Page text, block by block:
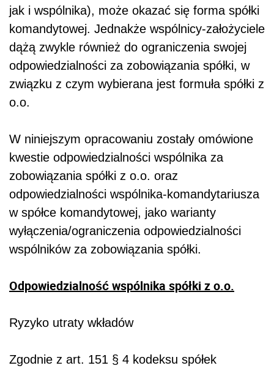
jak i wspólnika), może okazać się forma spółki
komandytowej. Jednakże wspólnicy-założyciele
dążą zwykle również do ograniczenia swojej
odpowiedzialności za zobowiązania spółki, w
związku z czym wybierana jest formuła spółki z
o.o.
W niniejszym opracowaniu zostały omówione
kwestie odpowiedzialności wspólnika za
zobowiązania spółki z o.o. oraz
odpowiedzialności wspólnika-komandytariusza
w spółce komandytowej, jako warianty
wyłączenia/ograniczenia odpowiedzialności
wspólników za zobowiązania spółki.
Odpowiedzialność wspólnika spółki z o.o.
Ryzyko utraty wkładów
Zgodnie z art. 151 § 4 kodeksu spółek